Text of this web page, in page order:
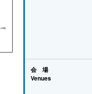
会 場
Venues